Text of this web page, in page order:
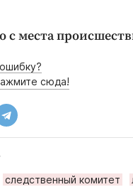
с места
сюда!
следственный комитет